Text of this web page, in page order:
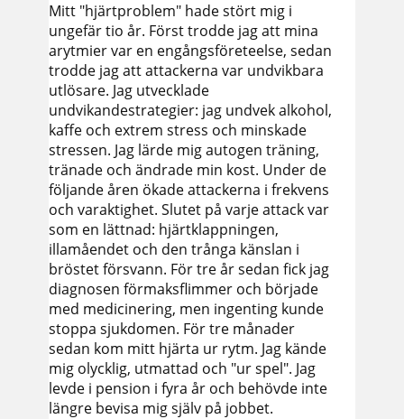
Mitt "hjärtproblem" hade stört mig i
ungefär tio år. Först trodde jag att mina
arytmier var en engångsföreteelse, sedan
trodde jag att attackerna var undvikbara
utlösare. Jag utvecklade
undvikandestrategier: jag undvek alkohol,
kaffe och extrem stress och minskade
stressen. Jag lärde mig autogen träning,
tränade och ändrade min kost. Under de
följande åren ökade attackerna i frekvens
och varaktighet. Slutet på varje attack var
som en lättnad: hjärtklappningen,
illamåendet och den trånga känslan i
bröstet försvann. För tre år sedan fick jag
diagnosen förmaksflimmer och började
med medicinering, men ingenting kunde
stoppa sjukdomen. För tre månader
sedan kom mitt hjärta ur rytm. Jag kände
mig olycklig, utmattad och "ur spel". Jag
levde i pension i fyra år och behövde inte
längre bevisa mig själv på jobbet.